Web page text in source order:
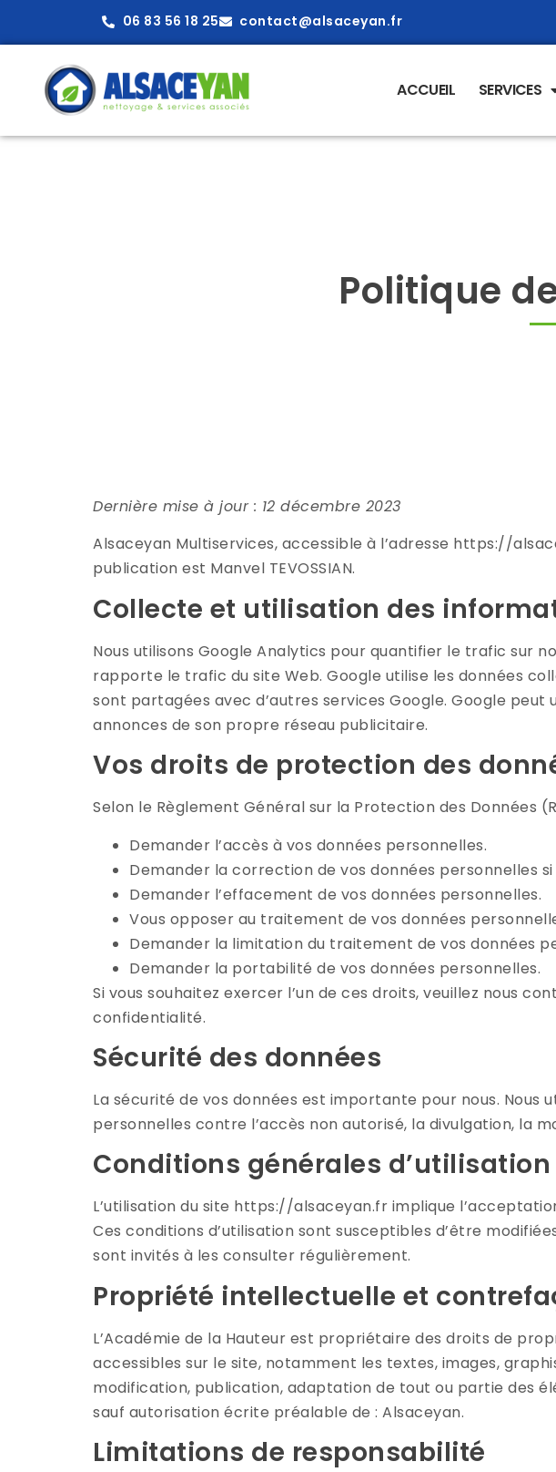
06 83 56 18 25 contact@alsaceyan.fr
ACCUEIL SERVICES
Politique
Dernière mise à jour : 12 décembre 2023
Alsaceyan Multiservices, accessible à l’adresse https://
publication est Manvel TEVOSSIAN.
Collecte et utilisation des
Nous utilisons Google Analytics pour quantifier le trafic sur
rapporte le trafic du site Web. Google utilise les données
sont partagées avec d’autres services Google. Google
annonces de son propre réseau publicitaire.
Vos droits de protection des
Selon le Règlement Général sur la Protection des Données
Demander l’accès à vos données personnelles.
Demander la correction de vos données personnelles
Demander l’effacement de vos données personnelles.
Vous opposer au traitement de vos données
Demander la limitation du traitement de vos données
Demander la portabilité de vos données personnelles.
Si vous souhaitez exercer l’un de ces droits, veuillez nous
confidentialité.
Sécurité des données
La sécurité de vos données est importante pour nous.
personnelles contre l’accès non autorisé, la divulgation, la
Conditions générales
L’utilisation du site https://alsaceyan.fr implique
Ces conditions d’utilisation sont susceptibles d’être
sont invités à les consulter régulièrement.
Propriété intellectuelle et
L’Académie de la Hauteur est propriétaire des droits de
accessibles sur le site, notamment les textes, images,
modification, publication, adaptation de tout ou partie des
sauf autorisation écrite préalable de : Alsaceyan.
Limitations de responsabilité